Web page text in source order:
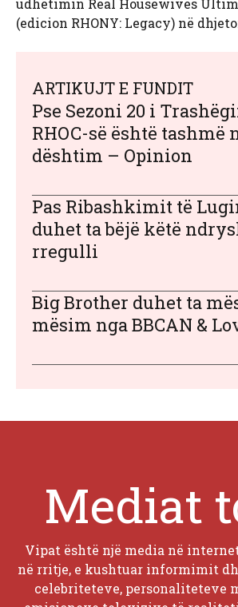
udhëtimin Real Housewives
(edicion RHONY: Legacy) në
ARTIKUJT E FUNDIT
Pse Sezoni 20 i
RHOC-së është tashmë
dështim – Opinion
Pas Ribashkimit të
duhet ta bëjë këtë
rregulli
Big Brother duhet ta
mësim nga BBCAN &
Mediat
Vipat është një media në
në rritje, e kushtuar informimit
celebriteteve, personaliteteve